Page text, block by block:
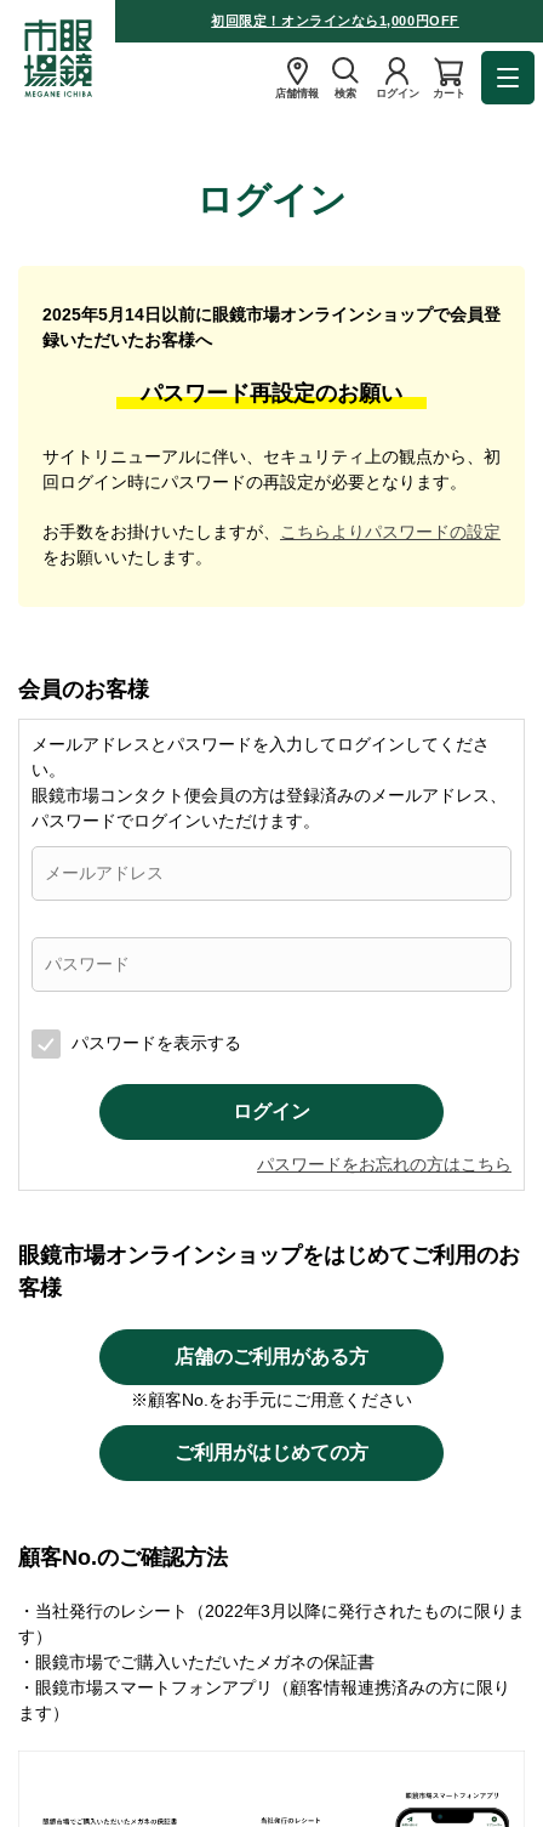
初回限定！オンラインなら1,000円OFF
店舗情報 検索 ログイン カート
ログイン
2025年5月14日以前に眼鏡市場オンラインショップで会員登
録いただいたお客様へ
パスワード再設定のお願い
サイトリニューアルに伴い、セキュリティ上の観点から、初
回ログイン時にパスワードの再設定が必要となります。
お手数をお掛けいたしますが、
こちらよりパスワードの設定
をお願いいたします。
会員のお客様
メールアドレスとパスワードを入力してログインしてくださ
い。
眼鏡市場コンタクト便会員の方は登録済みのメールアドレス、
パスワードでログインいただけます。
パスワードを表示する
パスワードをお忘れの方はこちら
眼鏡市場オンラインショップをはじめてご利用のお
客様
店舗のご利用がある方
※顧客No.をお手元にご用意ください
ご利用がはじめての方
顧客No.のご確認方法
・当社発行のレシート（2022年3月以降に発行されたものに限りま
す）
・眼鏡市場でご購入いただいたメガネの保証書
・眼鏡市場スマートフォンアプリ（顧客情報連携済みの方に限り
ます）